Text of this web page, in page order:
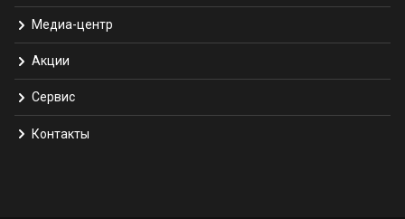
Медиа-центр
Акции
Сервис
Контакты